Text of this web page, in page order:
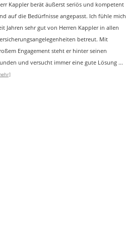
Kappler berät äußerst seriös und kompetent
auf die Bedürfnisse angepasst. Ich fühle mich
Jahren sehr gut von Herren Kappler in allen
betreut. Mit
Engagement steht er hinter seinen
und versucht immer eine gute Lösung ...